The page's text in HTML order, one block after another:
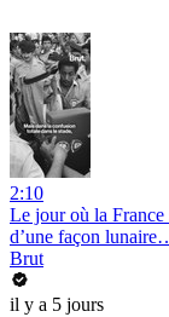
2:10
Le jour où la France
d’une façon
Brut
il y a 5 jours